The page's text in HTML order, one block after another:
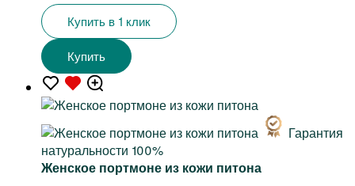
Купить в 1 клик
Купить
Гарантия
натуральности 100%
Женское портмоне из кожи питона